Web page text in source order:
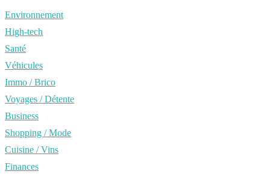
Environnement
High-tech
Santé
Véhicules
Immo / Brico
Voyages / Détente
Business
Shopping / Mode
Cuisine / Vins
Finances